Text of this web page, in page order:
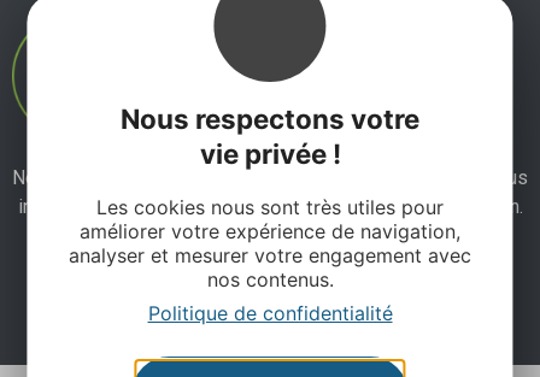
Nous respectons votre
vie privée !
Les cookies nous sont très utiles pour
améliorer votre expérience de navigation,
analyser et mesurer votre engagement avec
nos contenus.
Politique de confidentialité
Ne manquez pas notre newsletter mensuelle et laissez-vous
inspirer pour profiter pleinement de votre séjour en Aveyron.
Je m'abonne ici